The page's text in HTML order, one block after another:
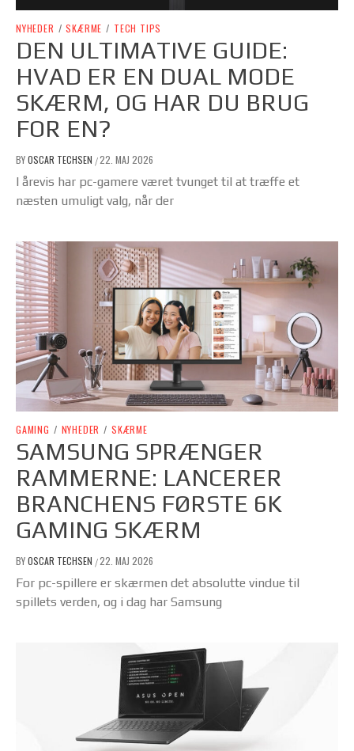
NYHEDER / SKÆRME / TECH TIPS
DEN ULTIMATIVE GUIDE:
HVAD ER EN DUAL MODE
SKÆRM, OG HAR DU BRUG
FOR EN?
BYOSCAR TECHSEN /22. MAJ 2026
I årevis har pc-gamere været tvunget til at træffe et
næsten umuligt valg, når der
GAMING / NYHEDER / SKÆRME
SAMSUNG SPRÆNGER
RAMMERNE: LANCERER
BRANCHENS FØRSTE 6K
GAMING SKÆRM
BYOSCAR TECHSEN /22. MAJ 2026
For pc-spillere er skærmen det absolutte vindue til
spillets verden, og i dag har Samsung